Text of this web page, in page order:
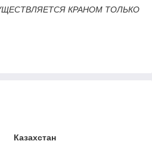
КРАНОМ ТОЛЬКО
Казахстан